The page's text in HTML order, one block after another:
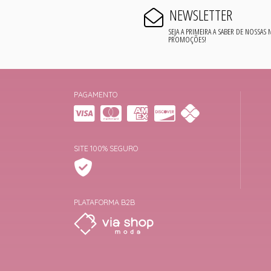
NEWSLETTER
SEJA A PRIMEIRA A SABER DE NOSSAS
PROMOÇÕES!
PAGAMENTO
SITE 100% SEGURO
PLATAFORMA B2B